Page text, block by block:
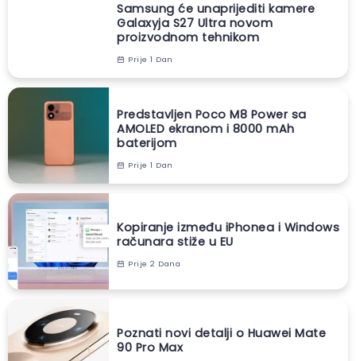
Samsung će unaprijediti kamere
Galaxyja S27 Ultra novom
proizvodnom tehnikom
Prije 1 Dan
Predstavljen Poco M8 Power sa
AMOLED ekranom i 8000 mAh
baterijom
Prije 1 Dan
Kopiranje između iPhonea i Windows
računara stiže u EU
Prije 2 Dana
Poznati novi detalji o Huawei Mate
90 Pro Max